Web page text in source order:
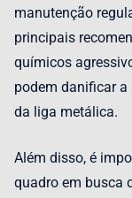
manutenção
principais
químicos
podem danificar
da liga metálica.
Além disso, é
quadro em busca